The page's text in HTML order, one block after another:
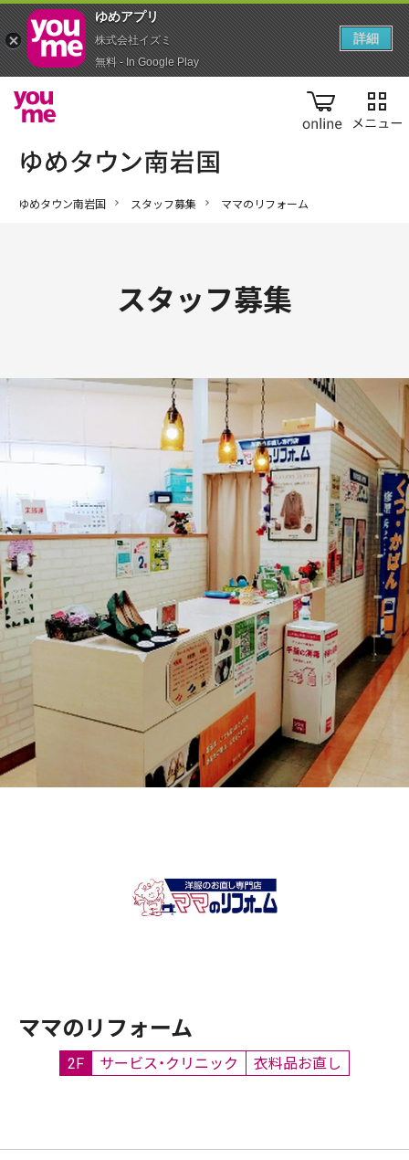
online
ゆめタウン南岩国 スタッフ募集 ママのリフォーム
スタッフ募集
ママのリフォーム
2F サービス・クリニック 衣料品お直し
ゆめアプ‪リ‬
株式会社イズミ
無料 - In Google Play
詳細